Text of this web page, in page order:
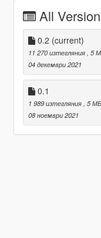
All
0.2 (current)
11 270 изтегляния , 5
04 декември 2021
0.1
1 989 изтегляния , 5 МБ
08 ноември 2021